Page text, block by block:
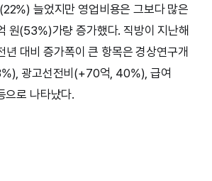
늘었지만 영업비용은 그보다 많은
원(53%)가량 증가했다. 직방이 지난해
년 대비 증가폭이 큰 항목은 경상연구개
광고선전비(+70억, 40%), 급여
로 나타났다.